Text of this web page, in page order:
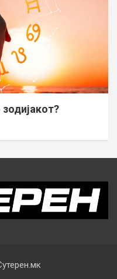
зодијакот?